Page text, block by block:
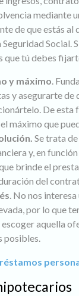
mediante
de que estás al
Social.
que tú debes
y máximo.
y asegurarte de
De esta
máximo que
Se trata
y, en función
brinde el
del
. No nos interesa
por lo que
aquella
posibles.